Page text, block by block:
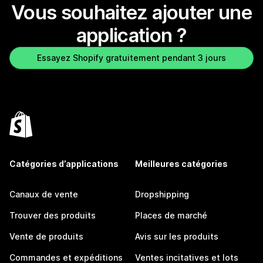
Vous souhaitez ajouter une
application ?
Essayez Shopify gratuitement pendant 3 jours
Catégories d’applications
Canaux de vente
Trouver des produits
Vente de produits
Commandes et expéditions
Meilleures catégories
Dropshipping
Places de marché
Avis sur les produits
Ventes incitatives et lots